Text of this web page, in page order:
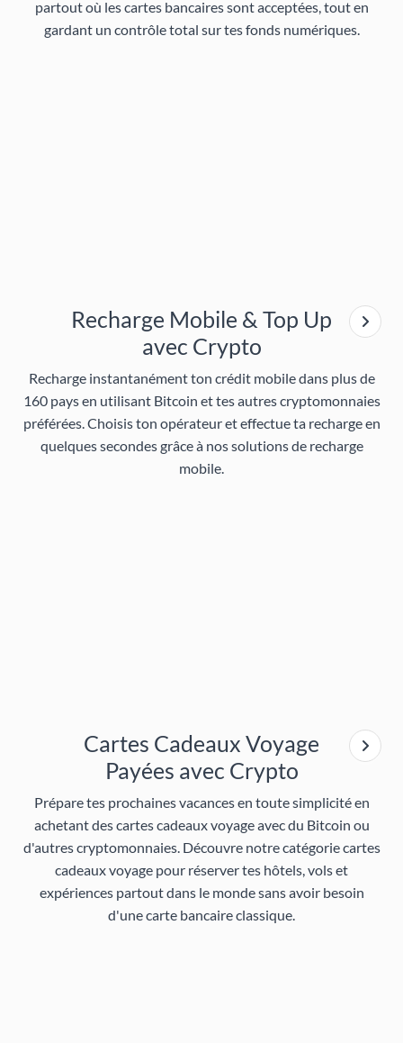
partout où les cartes bancaires sont acceptées, tout en
gardant un contrôle total sur tes fonds numériques.
Recharge Mobile & Top Up
avec Crypto
Recharge instantanément ton crédit mobile dans plus de
160 pays en utilisant Bitcoin et tes autres cryptomonnaies
préférées. Choisis ton opérateur et effectue ta recharge en
quelques secondes grâce à nos solutions de recharge
mobile.
Cartes Cadeaux Voyage
Payées avec Crypto
Prépare tes prochaines vacances en toute simplicité en
achetant des cartes cadeaux voyage avec du Bitcoin ou
d'autres cryptomonnaies. Découvre notre catégoriecartes
cadeaux voyage pour réserver tes hôtels, vols et
expériences partout dans le monde sans avoir besoin
d'une carte bancaire classique.